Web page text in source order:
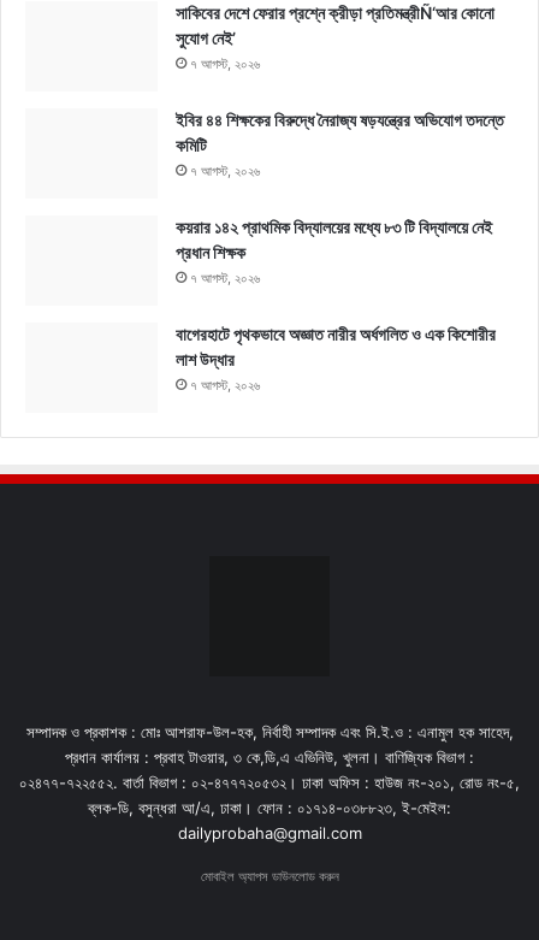
সাকিবের দেশে ফেরার প্রশ্নে ক্রীড়া প্রতিমন্ত্রীÑ‘আর কোনো
সুযোগ নেই’
৭ আগস্ট, ২০২৬
ইবির ৪৪ শিক্ষকের বিরুদ্ধে নৈরাজ্য ষড়যন্ত্রের অভিযোগ তদন্তে
কমিটি
৭ আগস্ট, ২০২৬
কয়রার ১৪২ প্রাথমিক বিদ্যালয়ের মধ্যে ৮৩ টি বিদ্যালয়ে নেই
প্রধান শিক্ষক
৭ আগস্ট, ২০২৬
বাগেরহাটে পৃথকভাবে অজ্ঞাত নারীর অর্ধগলিত ও এক কিশোরীর
লাশ উদ্ধার
৭ আগস্ট, ২০২৬
সম্পাদক ও প্রকাশক : মোঃ আশরাফ-উল-হক, নির্বাহী সম্পাদক এবং সি.ই.ও : এনামুল হক সাহেদ,
প্রধান কার্যালয় : প্রবাহ টাওয়ার, ৩ কে,ডি,এ এভিনিউ, খুলনা। বাণিজ্যিক বিভাগ :
০২৪৭৭-৭২২৫৫২. বার্তা বিভাগ : ০২-৪৭৭৭২০৫৩২। ঢাকা অফিস : হাউজ নং-২০১, রোড নং-৫,
ব্লক-ডি, বসুন্ধরা আ/এ, ঢাকা। ফোন : ০১৭১৪-০৩৮৮২৩, ই-মেইল:
dailyprobaha@gmail.com
মোবাইল অ্যাপস ডাউনলোড করুন